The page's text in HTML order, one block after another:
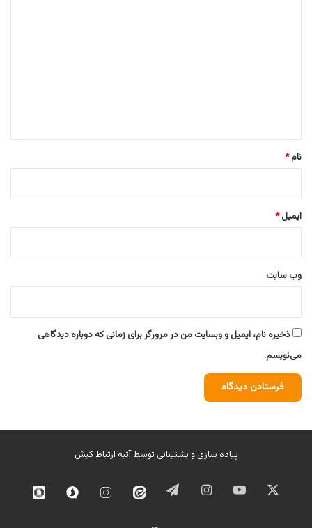
نام*
ایمیل*
وب‌ سایت
ذخیره نام، ایمیل و وبسایت من در مرورگر برای زمانی که دوباره دیدگاهی
می‌نویسم.
پیاده سازی و پشتیبانی توسطآتیه ارتباط کیش
ایکس یوتیوب اینستاگرامتلگرام ایتا
اینستاگرامسروش